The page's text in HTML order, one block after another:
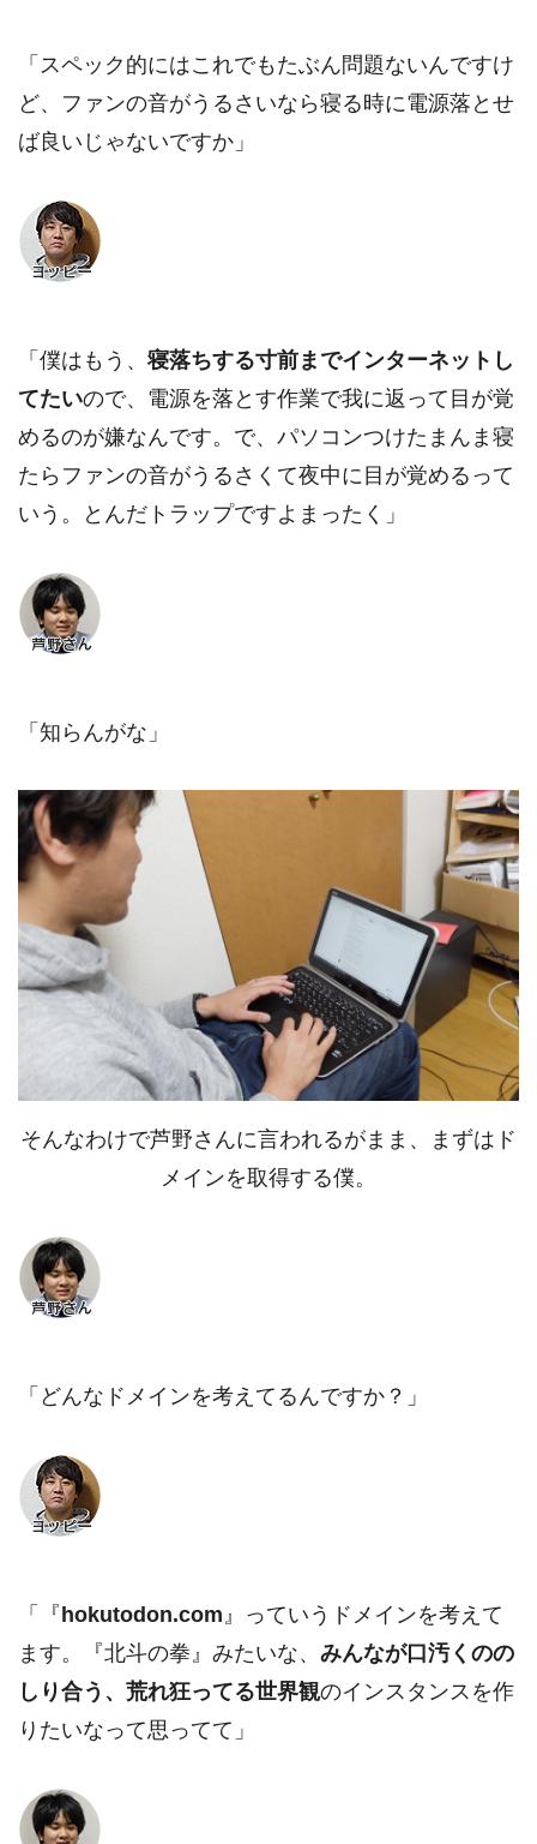
「スペック的にはこれでもたぶん問題ないんですけ
ど、ファンの音がうるさいなら寝る時に電源落とせ
ば良いじゃないですか」
「僕はもう、寝落ちする寸前までインターネットし
てたいので、電源を落とす作業で我に返って目が覚
めるのが嫌なんです。で、パソコンつけたまんま寝
たらファンの音がうるさくて夜中に目が覚めるって
いう。とんだトラップですよまったく」
「知らんがな」
そんなわけで芦野さんに言われるがまま、まずはド
メインを取得する僕。
「どんなドメインを考えてるんですか？」
「『hokutodon.com 』っていうドメインを考えて
ます。『北斗の拳』みたいな、 みんなが口汚くのの
しり合う、荒れ狂ってる世界観のインスタンスを作
りたいなって思ってて」